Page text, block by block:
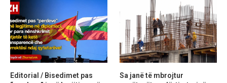
Editorial / Bisedimet pas
Sa janë të mbrojtur